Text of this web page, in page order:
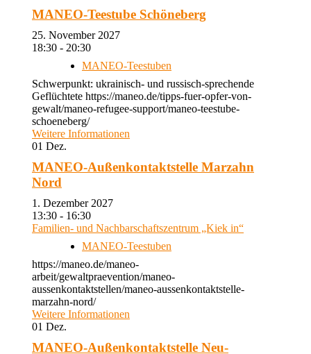
MANEO-Teestube Schöneberg
25. November 2027
18:30 - 20:30
MANEO-Teestuben
Schwerpunkt: ukrainisch- und russisch-sprechende
Geflüchtete https://maneo.de/tipps-fuer-opfer-von-
gewalt/maneo-refugee-support/maneo-teestube-
schoeneberg/
Weitere Informationen
01 Dez.
MANEO-Außenkontaktstelle Marzahn
Nord
1. Dezember 2027
13:30 - 16:30
Familien- und Nachbarschaftszentrum „Kiek in“
MANEO-Teestuben
https://maneo.de/maneo-
arbeit/gewaltpraevention/maneo-
aussenkontaktstellen/maneo-aussenkontaktstelle-
marzahn-nord/
Weitere Informationen
01 Dez.
MANEO-Außenkontaktstelle Neu-